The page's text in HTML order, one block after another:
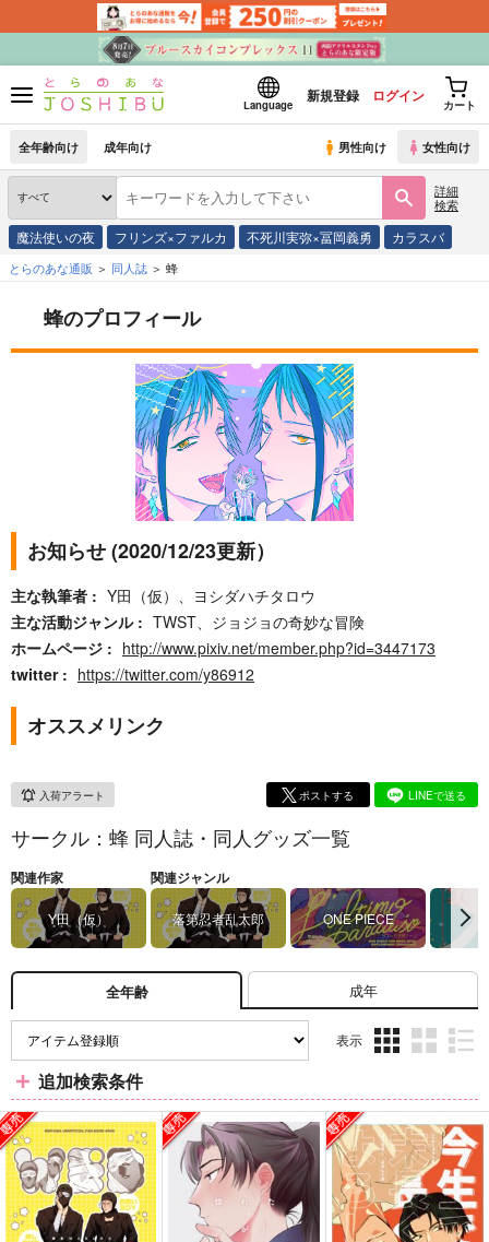
Language
新規登録 ログイン
カート
全年齢向け 成年向け 男性向け 女性向け
詳細
検索
魔法使いの夜 フリンズ×ファルカ 不死川実弥×冨岡義勇 カラスバ
とらのあな通販 同人誌 蜂
蜂のプロフィール
お知らせ (2020/12/23更新）
主な執筆者
Y田（仮）、ヨシダハチタロウ
主な活動ジャンル
TWST、ジョジョの奇妙な冒険
ホームページ
http://www.pixiv.net/member.php?id=3447173
twitter
https://twitter.com/y86912
オススメリンク
入荷アラート ポストする LINEで送る
サークル：蜂 同人誌・同人グッズ一覧
関連作家
Y田（仮）
関連ジャンル
落第忍者乱太郎 ONE PIECE
全年齢 成年
表示
ム
表
示
ム
表
示
ム
表
示
追加検索条件